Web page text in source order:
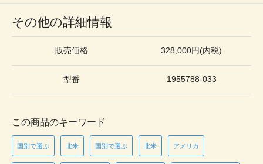
その他の詳細情報
販売価格 328,000円(内税)
型番 1955788-033
この商品のキーワード
国別で選ぶ 北米 国別で選ぶ 北米 アメリカ